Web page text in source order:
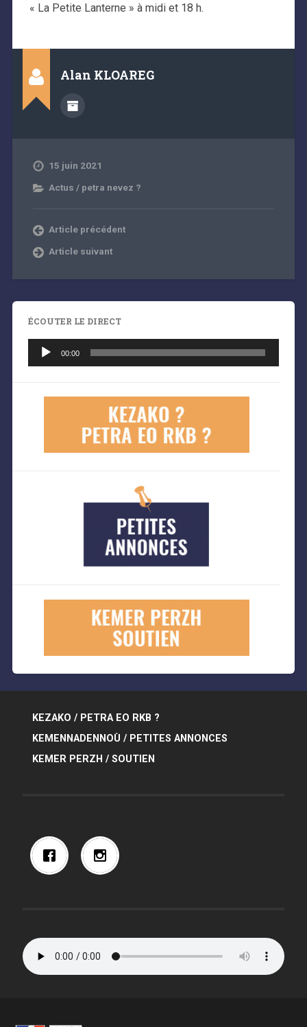
« La Petite Lanterne » à midi et 18 h.
Alan KLOAREG
15 juin 2021
Actus / petra nevez ?
Article précédent
Article suivant
ÉCOUTER LE DIRECT
audio
00:00
KEZAKO / PETRA EO RKB ?
KEMENNADENNOÙ / PETITES ANNONCES
KEMER PERZH / SOUTIEN